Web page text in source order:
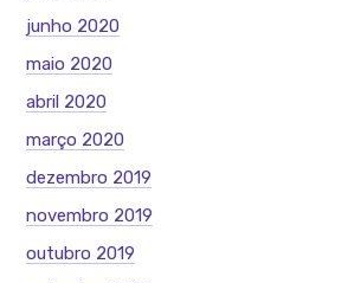
junho 2020
maio 2020
abril 2020
março 2020
dezembro 2019
novembro 2019
outubro 2019